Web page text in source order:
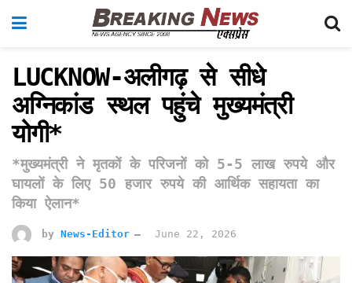
LUCKNOW-अलीगढ़ से सीधे
अग्निकांड स्थल पहुंचे मुख्यमंत्री
योगी*
*मुख्यमंत्री ने मृतकों के परिजनों को 5-5 लाख रुपये और
घायलों के लिए 50 हजार रुपये की आर्थिक सहायता का
किया ऐलान*
by News-Editor June 22, 2026